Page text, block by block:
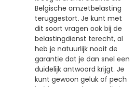
Belgische omzetbelasting
teruggestort. Je kunt met
dit soort vragen ook bij de
belastingdienst terecht, al
heb je natuurlijk nooit de
garantie dat je dan snel een
duidelijk antwoord krijgt. Je
kunt gewoon geluk of pech